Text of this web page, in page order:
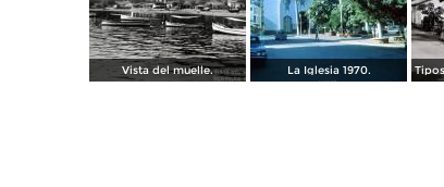
Vista del muelle. La Iglesia 1970.